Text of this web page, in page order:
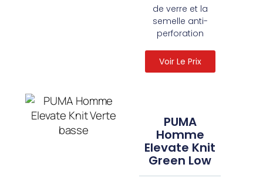
de verre et la
semelle anti-
perforation
Voir Le Prix
PUMA
Homme
Elevate Knit
Green Low